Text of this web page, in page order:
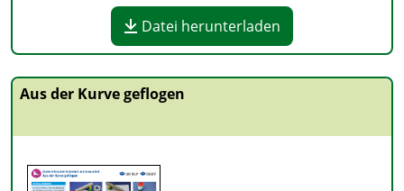
Datei herunterladen
Aus der Kurve geflogen